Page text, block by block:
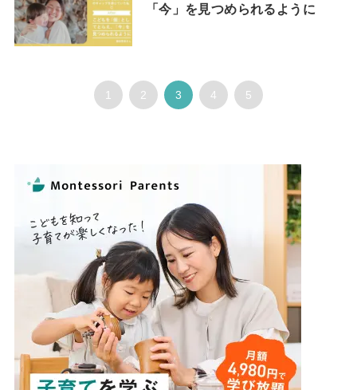
「今」を見つめられるように
1 2 3 4 5